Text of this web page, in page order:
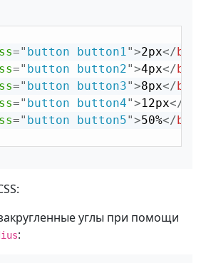
=" button button1 ">2px</
=" button button2">4px</
=" button button3">8px</
=" button button4">12px</
=" button button5">50%</
углы при помощи
: